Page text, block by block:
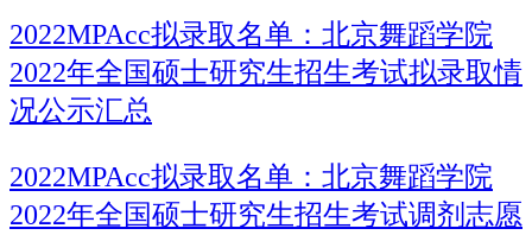
2022MPAcc拟录取名单：北京舞蹈学院
2022年全国硕士研究生招生考试拟录取情
况公示汇总
2022MPAcc拟录取名单：北京舞蹈学院
2022年全国硕士研究生招生考试调剂志愿